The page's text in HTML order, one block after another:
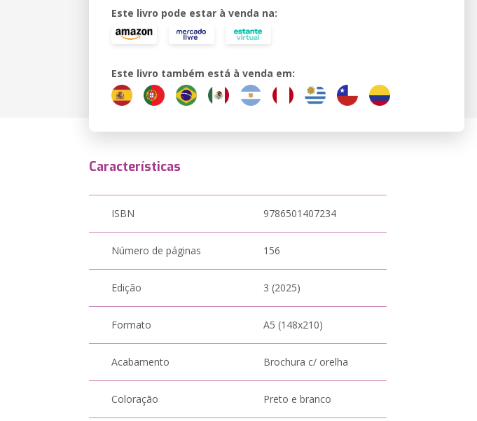
Este livro pode estar à venda na:
Este livro também está à venda em:
Características
ISBN 9786501407234
Número de páginas 156
Edição 3 (2025)
Formato A5 (148x210)
Acabamento Brochura c/ orelha
Coloração Preto e branco